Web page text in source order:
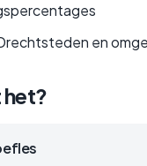
en